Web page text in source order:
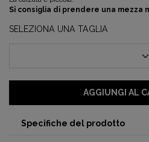
Si consiglia di prendere una mezza
SELEZIONA UNA TAGLIA
AGGIUNGI AL
Specifiche del prodotto